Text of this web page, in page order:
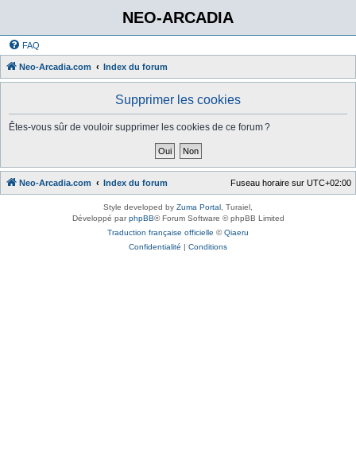
NEO-ARCADIA
FAQ
Neo-Arcadia.com Index du forum
Supprimer les cookies
Êtes-vous sûr de vouloir supprimer les cookies de ce forum ?
Neo-Arcadia.com Index du forum Fuseau horaire sur UTC+02:00
Style developed by Zuma Portal , Turaiel,
Développé parphpBB® Forum Software © phpBB Limited
Traduction française officielle ©Qiaeru
Confidentialité | Conditions